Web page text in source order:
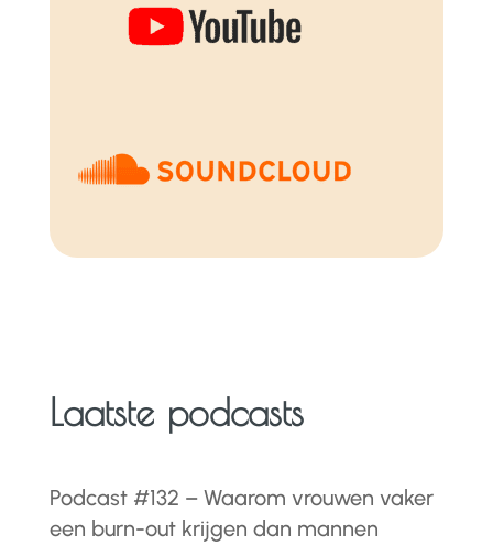
Laatste podcasts
Podcast #132 – Waarom vrouwen vaker
een burn-out krijgen dan mannen